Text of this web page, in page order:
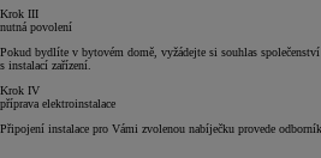
Krok III
nutná povolení
Pokud bydlíte v bytovém domě, vyžádejte si souhlas
s instalací zařízení.
Krok IV
příprava elektroinstalace
Připojení instalace pro Vámi zvolenou nabíječku provede